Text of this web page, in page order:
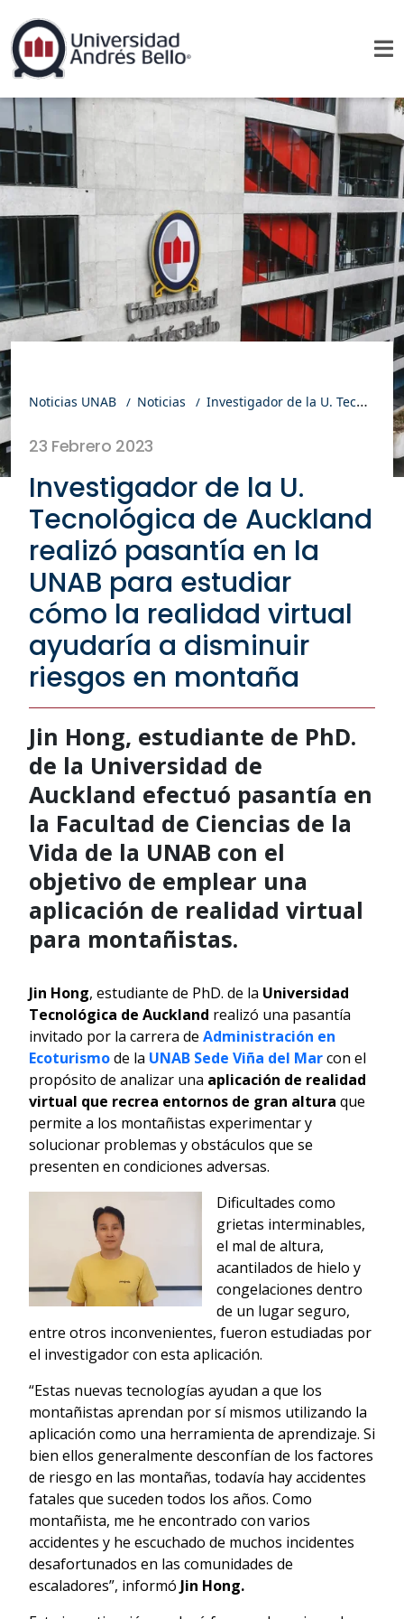
Noticias UNAB Noticias Investigador de la U. Tecnológica de Auckland realizó pasantía en la UNAB para estudiar cómo la realidad virtual ayudaría a disminuir riesgos en montaña
23 Febrero 2023
Investigador de la U.
Tecnológica de Auckland
realizó pasantía en la
UNAB para estudiar
cómo la realidad virtual
ayudaría a disminuir
riesgos en montaña
Jin Hong, estudiante de PhD.
de la Universidad de
Auckland efectuó pasantía en
la Facultad de Ciencias de la
Vida de la UNAB con el
objetivo de emplear una
aplicación de realidad virtual
para montañistas.
Jin Hong, estudiante de PhD. de la Universidad
Tecnológica de Auckland realizó una pasantía
invitado por la carrera de Administración en
Ecoturismode la UNAB Sede Viña del Marcon el
propósito de analizar una aplicación de realidad
virtual que recrea entornos de gran altura que
permite a los montañistas experimentar y
solucionar problemas y obstáculos que se
presenten en condiciones adversas.
Dificultades como
grietas interminables,
el mal de altura,
acantilados de hielo y
congelaciones dentro
de un lugar seguro,
entre otros inconvenientes, fueron estudiadas por
el investigador con esta aplicación.
“Estas nuevas tecnologías ayudan a que los
montañistas aprendan por sí mismos utilizando la
aplicación como una herramienta de aprendizaje. Si
bien ellos generalmente desconfían de los factores
de riesgo en las montañas, todavía hay accidentes
fatales que suceden todos los años. Como
montañista, me he encontrado con varios
accidentes y he escuchado de muchos incidentes
desafortunados en las comunidades de
escaladores”, informó Jin Hong.